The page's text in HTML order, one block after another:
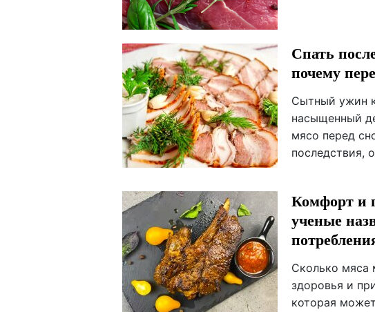
Спать
почему
Сытный ужин
насыщенный
мясо перед
последствия,
Комфорт и
ученые
Сколько мяса
здоровья и
которая